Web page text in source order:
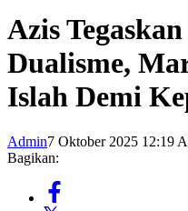
Azis
Dualisme,
Islah Demi
Admin7 Oktober 2025 12:19
Bagikan: